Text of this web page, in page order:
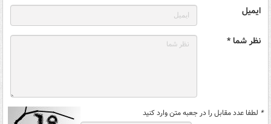
ایمیل
نظر شما *
* لطفا عدد مقابل را در جعبه متن وارد کنید